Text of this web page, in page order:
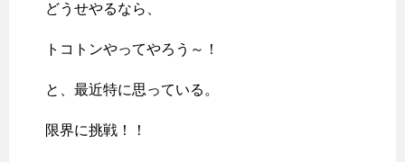
どうせやるなら、
トコトンやってやろう～！
と、最近特に思っている。
限界に挑戦！！